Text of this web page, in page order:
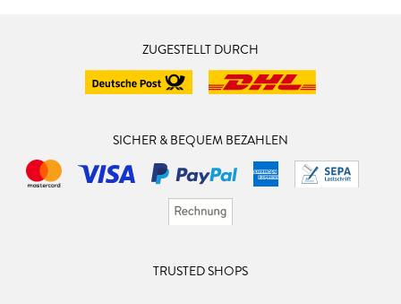
ZUGESTELLT DURCH
SICHER & BEQUEM BEZAHLEN
TRUSTED SHOPS